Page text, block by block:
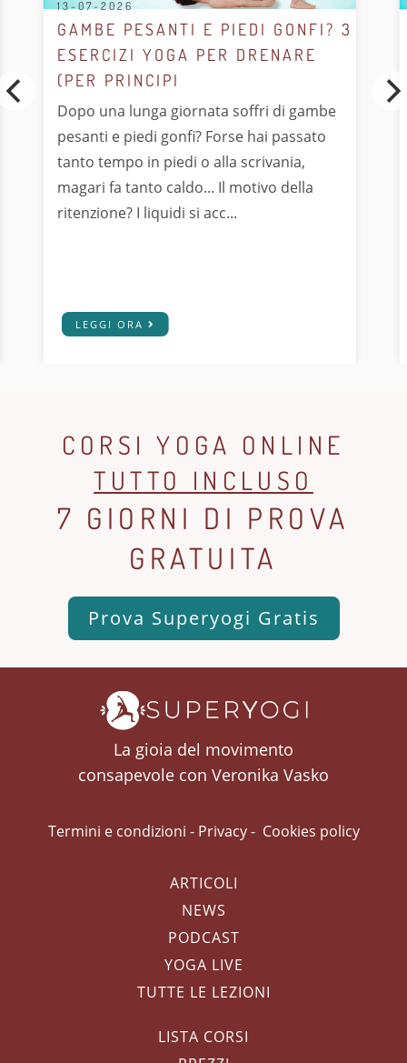
13-07-2026
GAMBE PESANTI E PIEDI GONFI? 3
ESERCIZI YOGA PER DRENARE
(PER PRINCIPI
Dopo una lunga giornata soffri di gambe
pesanti e piedi gonfi? Forse hai passato
tanto tempo in piedi o alla scrivania,
magari fa tanto caldo... Il motivo della
ritenzione? I liquidi si acc...
LEGGI ORA
CORSI YOGA ONLINE
TUTTO INCLUSO
7 GIORNI DI PROVA
GRATUITA
Prova Superyogi Gratis
La gioia del movimento
consapevole con Veronika Vasko
Termini e condizioni - Privacy- Cookies policy
ARTICOLI
NEWS
PODCAST
YOGA LIVE
TUTTE LE LEZIONI
LISTA CORSI